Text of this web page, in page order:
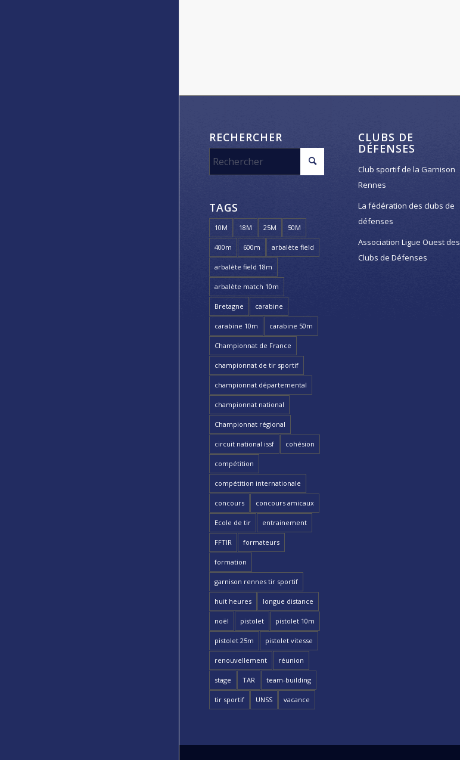
RECHERCHER
TAGS
10M 18M 25M 50M
400m 600m arbalète field
arbalète field 18m
arbalète match 10m
Bretagne carabine
carabine 10m carabine 50m
Championnat de France
championnat de tir sportif
championnat départemental
championnat national
Championnat régional
circuit national issf cohésion
compétition
compétition internationale
concours concours amicaux
Ecole de tir entrainement
FFTIR formateurs
formation
garnison rennes tir sportif
huit heures longue distance
noël pistolet pistolet 10m
pistolet 25m pistolet vitesse
renouvellement réunion
stage TAR team-building
tir sportif UNSS vacance
CLUBS DE
DÉFENSES
Club sportif de la Garnison
Rennes
La fédération des clubs de
défenses
Association Ligue Ouest des
Clubs de Défenses